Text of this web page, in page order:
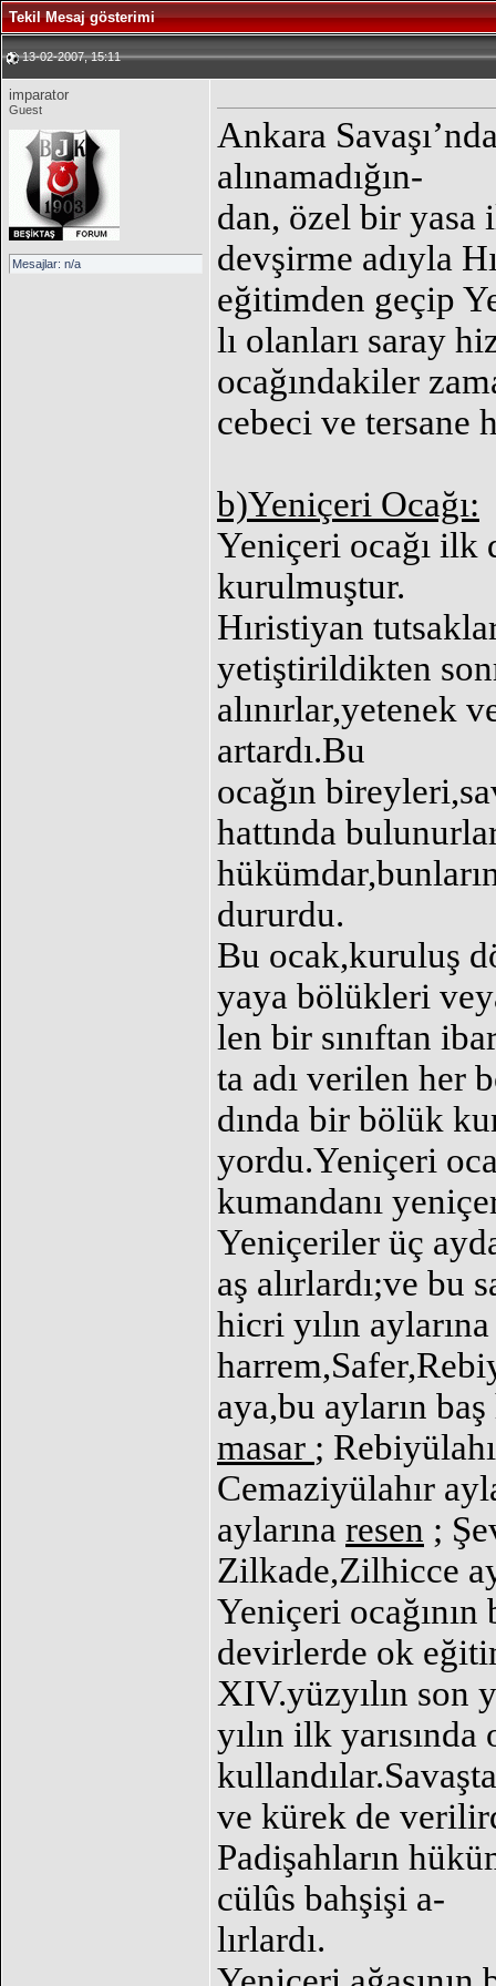
Tekil Mesaj gösterimi
13-02-2007, 15:11
imparator
Guest
Mesajlar: n/a
Ankara
alınamadığın-
dan, özel bir yasa
devşirme adıyla
eğitimden geçip
lı olanları saray
ocağındakiler
cebeci ve tersane
b)Yeniçeri Ocağı:
Yeniçeri ocağı ilk
kurulmuştur.
Hıristiyan
yetiştirildikten
alınırlar,yetenek
artardı.Bu
ocağın
hattında
dururdu.
Bu ocak,kuruluş
yaya bölükleri
len bir sınıftan
ta adı verilen her
dında bir bölük
yordu.Yeniçeri
kumandanı
Yeniçeriler üç
aş alırlardı;ve bu
hicri yılın
aya,bu ayların
masar ;
Cemaziyülahır
aylarına resen ;
Zilkade,Zilhicce
Yeniçeri
devirlerde ok
XIV.yüzyılın son
yılın ilk
ve kürek de
Padişahların
cülûs bahşişi a-
lırlardı.